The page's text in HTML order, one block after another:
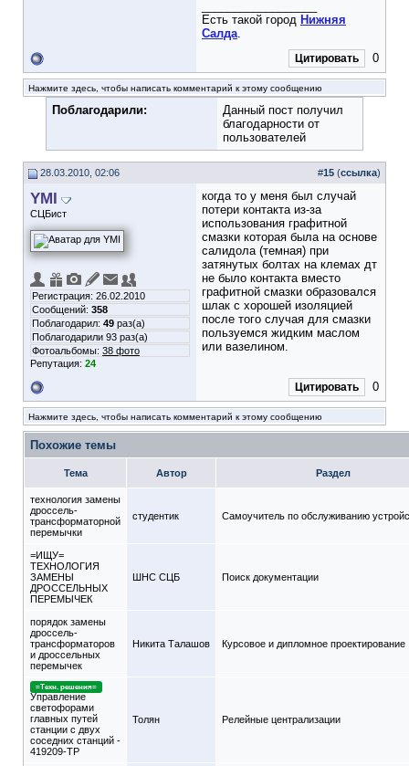
Есть такой город Нижняя
Салда.
Цитировать 0
Нажмите здесь, чтобы написать комментарий к этому сообщению
Поблагодарили:
Данный пост получил
благодарности от
пользователей
28.03.2010, 02:06 #15 (ссылка)
YMI
СЦБист
Регистрация: 26.02.2010
Сообщений: 358
Поблагодарил: 49 раз(а)
Поблагодарили 93 раз(а)
Фотоальбомы: 38 фото
Репутация: 24
когда то у меня был случай
потери контакта из-за
использования графитной
смазки которая была на основе
салидола (темная) при
затянутых болтах на клемах дт
не было контакта вместо
графитной смазки образовался
шлак с хорошей изоляцией
после того случая для смазки
пользуемся жидким маслом
или вазелином.
Цитировать 0
Нажмите здесь, чтобы написать комментарий к этому сообщению
Похожие темы
Тема Автор Раздел
технология замены
дроссель-
трансформаторной
перемычки
студентик Самоучитель по обслуживанию
=ИЩУ=
ТЕХНОЛОГИЯ
ЗАМЕНЫ
ДРОССЕЛЬНЫХ
ПЕРЕМЫЧЕК
ШНС СЦБ Поиск документации
порядок замены
дроссель-
трансформаторов
и дроссельных
перемычек
Никита Талашов Курсовое и дипломное проектирование
=Техн. решения=
Управление
светофорами
главных путей
станции с двух
соседних станций -
419209-ТР
Толян Релейные централизации